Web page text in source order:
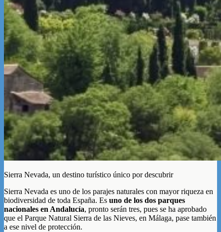
Sierra Nevada, un destino turístico único por descubrir
Sierra Nevada es uno de los parajes naturales con mayor riqueza en
biodiversidad de toda España. Es uno de los dos parques
nacionales en Andalucía, pronto serán tres, pues se ha aprobado
que el Parque Natural Sierra de las Nieves, en Málaga, pase también
a ese nivel de protección.